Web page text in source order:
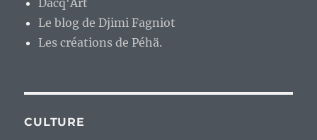
Dacq'Art
Le blog de Djimi Fagniot
Les créations de Péhä.
CULTURE